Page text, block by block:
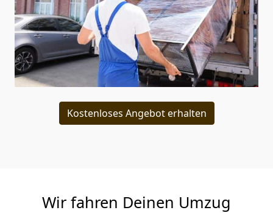
Kostenloses Angebot erhalten
Wir fahren Deinen Umzug